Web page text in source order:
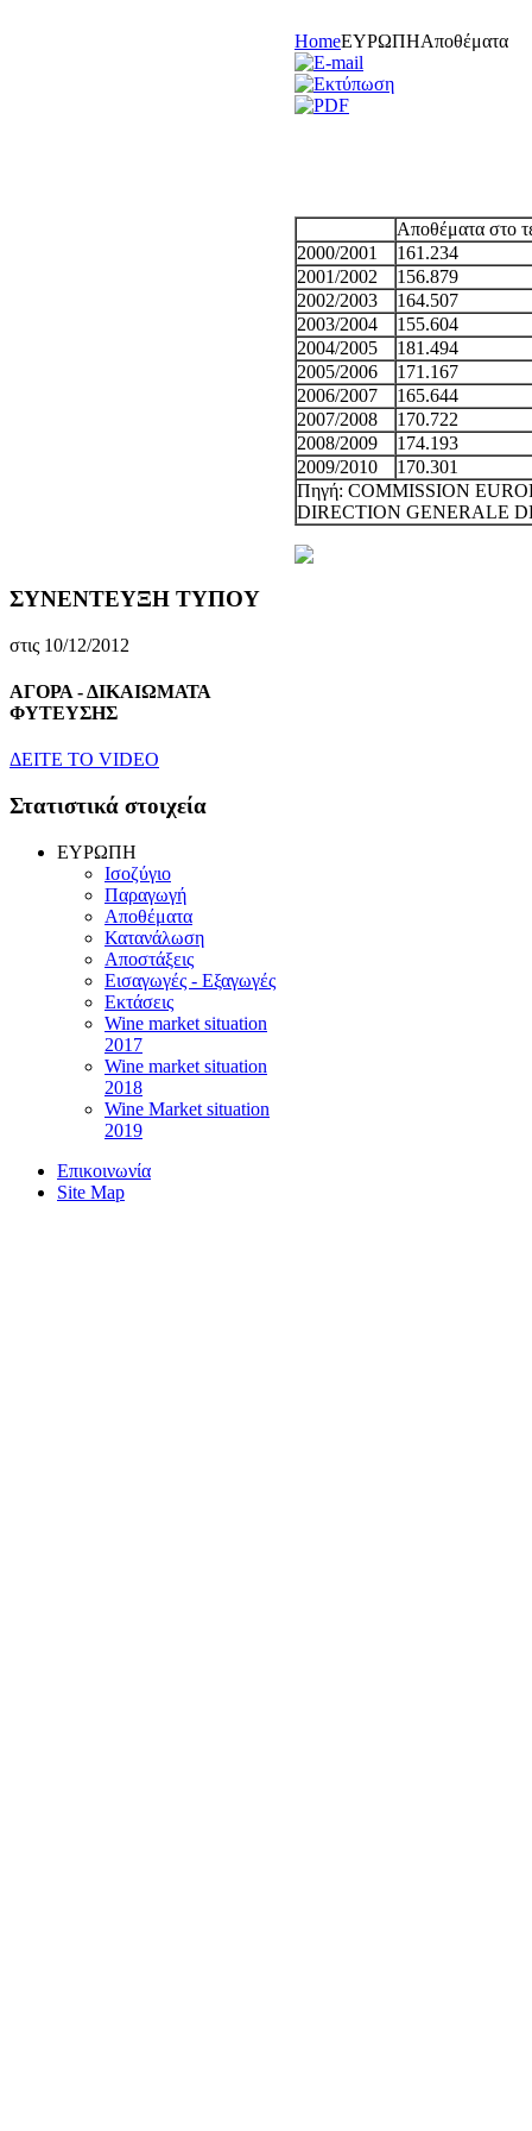
HomeEYPΩΠHΑποθέματα
Αποθέματα στο
2000/2001
161.234
2001/2002
156.879
2002/2003
164.507
2003/2004
155.604
2004/2005
181.494
2005/2006
171.167
2006/2007
165.644
2007/2008
170.722
2008/2009
174.193
2009/2010
170.301
Πηγή: COMMISSION
DIRECTION GENERALE
ΣΥΝΕΝΤΕΥΞΗ ΤΥΠΟΥ
στις 10/12/2012
ΑΓΟΡΑ - ΔΙΚΑΙΩΜΑΤΑ
ΦΥΤΕΥΣΗΣ
ΔEITE TO VIDEO
Στατιστικά στοιχεία
EYPΩΠH
Ισοζύγιο
Παραγωγή
Αποθέματα
Κατανάλωση
Αποστάξεις
Εισαγωγές - Εξαγωγές
Eκτάσεις
Wine market situation
2017
Wine market situation
2018
Wine Market situation
2019
Επικοινωνία
Site Map